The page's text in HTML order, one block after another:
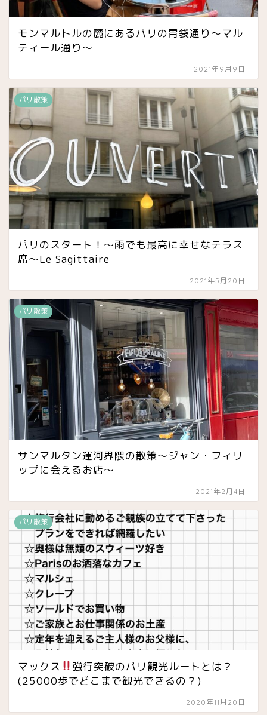
モンマルトルの麓にあるパリの胃袋通り〜マル
ティール通り〜
2021年9月9日
パリ散策
パリのスタート！〜雨でも最高に幸せなテラス
席〜Le Sagittaire
2021年5月20日
パリ散策
サンマルタン運河界隈の散策〜ジャン・フィリ
ップに会えるお店〜
2021年2月4日
パリ散策
マックス
強行突破のパリ観光ルートとは？
(25000歩でどこまで観光できるの？)
2020年11月20日